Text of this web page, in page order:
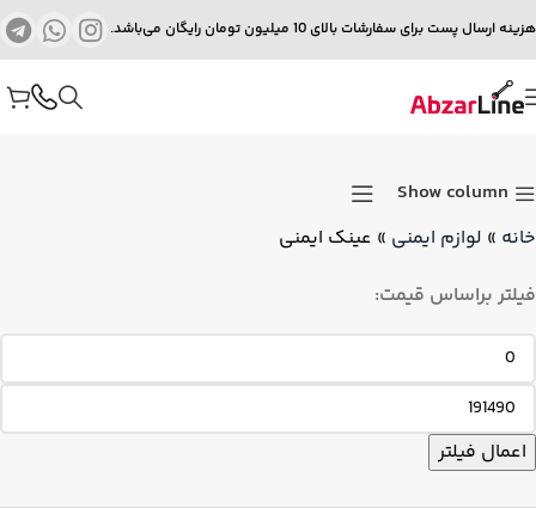
هزینه ارسال پست برای سفارشات بالای 10 میلیون تومان رایگان می‌باشد.
Show column
خانه » لوازم ایمنی » عینک ایمنی
فیلتر براساس قیمت:
اعمال فیلتر